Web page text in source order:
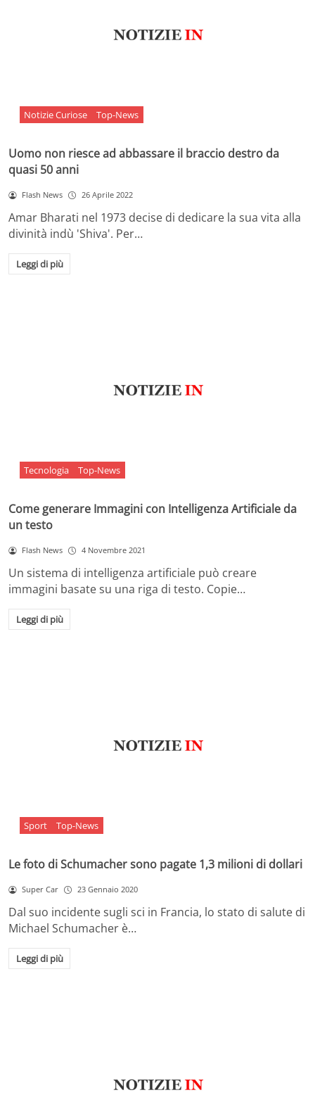
Notizie Curiose Top-News
Uomo non riesce ad abbassare il braccio destro da
quasi 50 anni
Flash News 26 Aprile 2022
Amar Bharati nel 1973 decise di dedicare la sua vita alla
divinità indù 'Shiva'. Per…
Leggi di più
Tecnologia Top-News
Come generare Immagini con Intelligenza Artificiale da
un testo
Flash News 4 Novembre 2021
Un sistema di intelligenza artificiale può creare
immagini basate su una riga di testo. Copie…
Leggi di più
Sport Top-News
Le foto di Schumacher sono pagate 1,3 milioni di dollari
Super Car 23 Gennaio 2020
Dal suo incidente sugli sci in Francia, lo stato di salute di
Michael Schumacher è…
Leggi di più